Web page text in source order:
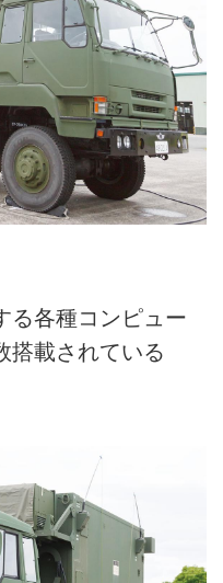
各種コンピュー
搭載されている